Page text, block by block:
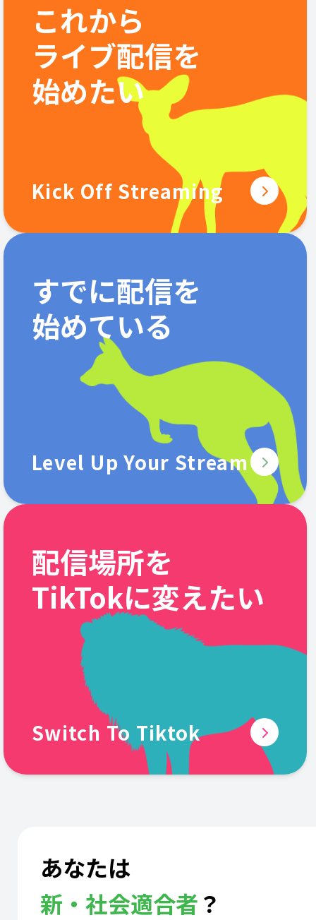
これから
ライブ配信を
始めたい
Kick Off Streaming
すでに配信を
始めている
Level Up Your Stream
配信場所を
TikTokに変えたい
Switch To Tiktok
あなたは
新・社会適合者？